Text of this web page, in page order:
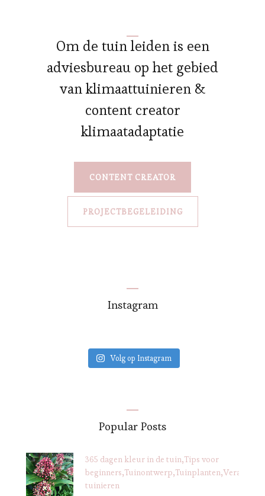
Om de tuin leiden is een
adviesbureau op het gebied
van klimaattuinieren &
content creator
klimaatadaptatie
CONTENT CREATOR
PROJECTBEGELEIDING
Instagram
Volg op Instagram
Popular Posts
365 dagen kleur in de tuin Tips voor
beginners Tuinontwerp Tuinplanten
tuinieren